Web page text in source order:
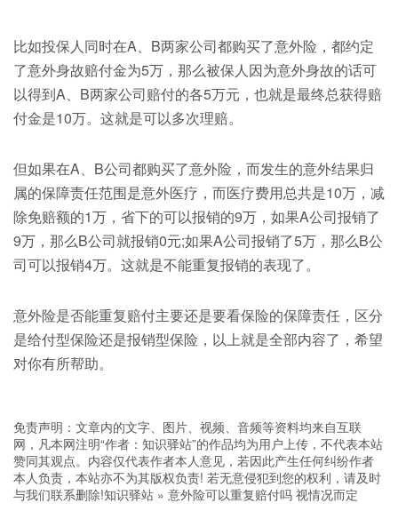
比如投保人同时在A、B两家公司都购买了意外险，都约定
了意外身故赔付金为5万，那么被保人因为意外身故的话可
以得到A、B两家公司赔付的各5万元，也就是最终总获得赔
付金是10万。这就是可以多次理赔。
但如果在A、B公司都购买了意外险，而发生的意外结果归
属的保障责任范围是意外医疗，而医疗费用总共是10万，减
除免赔额的1万，省下的可以报销的9万，如果A公司报销了
9万，那么B公司就报销0元;如果A公司报销了5万，那么B公
司可以报销4万。这就是不能重复报销的表现了。
意外险是否能重复赔付主要还是要看保险的保障责任，区分
是给付型保险还是报销型保险，以上就是全部内容了，希望
对你有所帮助。
免责声明：文章内的文字、图片、视频、音频等资料均来自互联
网，凡本网注明“作者：知识驿站”的作品均为用户上传，不代表本站
赞同其观点。内容仅代表作者本人意见，若因此产生任何纠纷作者
本人负责，本站亦不为其版权负责! 若无意侵犯到您的权利，请及时
与我们联系删除!知识驿站 » 意外险可以重复赔付吗 视情况而定